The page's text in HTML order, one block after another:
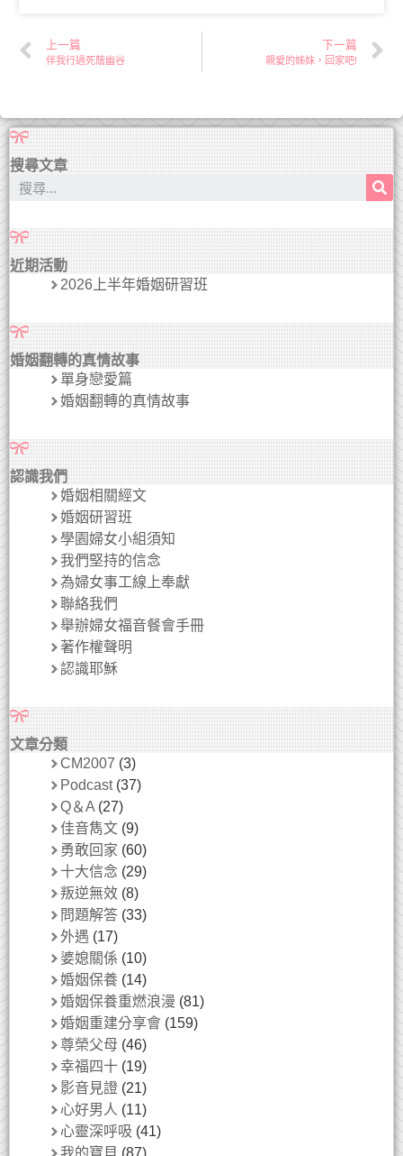
上一篇
伴我行過死蔭幽谷
下一篇
親愛的姊妹，回家吧!
搜尋文章
近期活動
2026上半年婚姻研習班
婚姻翻轉的真情故事
單身戀愛篇
婚姻翻轉的真情故事
認識我們
婚姻相關經文
婚姻研習班
學園婦女小組須知
我們堅持的信念
為婦女事工線上奉獻
聯絡我們
舉辦婦女福音餐會手冊
著作權聲明
認識耶穌
文章分類
CM2007 (3)
Podcast(37)
Q＆A (27)
佳音雋文 (9)
勇敢回家 (60)
十大信念 (29)
叛逆無效 (8)
問題解答 (33)
外遇 (17)
婆媳關係 (10)
婚姻保養 (14)
婚姻保養重燃浪漫 (81)
婚姻重建分享會 (159)
尊榮父母 (46)
幸福四十 (19)
影音見證 (21)
心好男人 (11)
心靈深呼吸 (41)
我的寶貝 (87)